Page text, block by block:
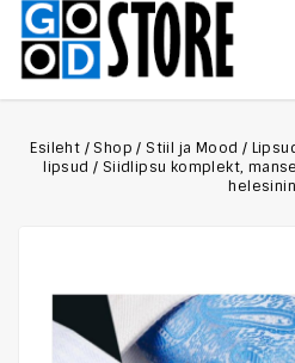
Esileht / Shop / Stiil ja Mood /
lipsud / Siidlipsu komplekt,